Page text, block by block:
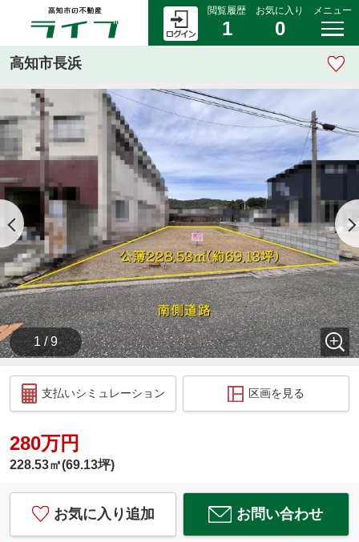
閲覧履歴
1
お気に入り
0
メニュー
高知市長浜
1 / 9
支払いシミュレーション 区画を見る
280万円
228.53㎡(69.13坪)
お気に入り追加 お問い合わせ